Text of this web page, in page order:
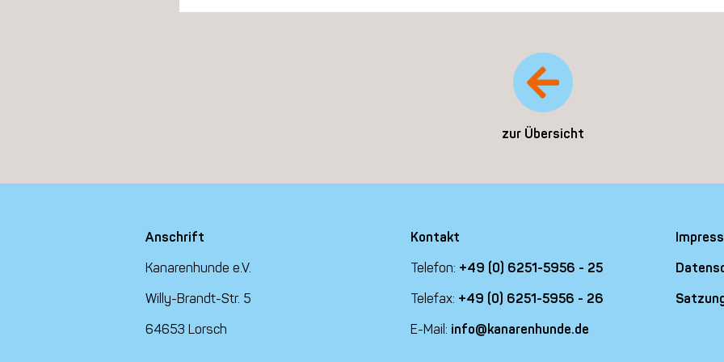
zur Übersicht
Anschrift
Kanarenhunde e.V.
Willy-Brandt-Str. 5
64653 Lorsch
Kontakt
Telefon: +49 (0) 6251-5956 - 25
Telefax: +49 (0) 6251-5956 - 26
E-Mail: info@kanarenhunde.de